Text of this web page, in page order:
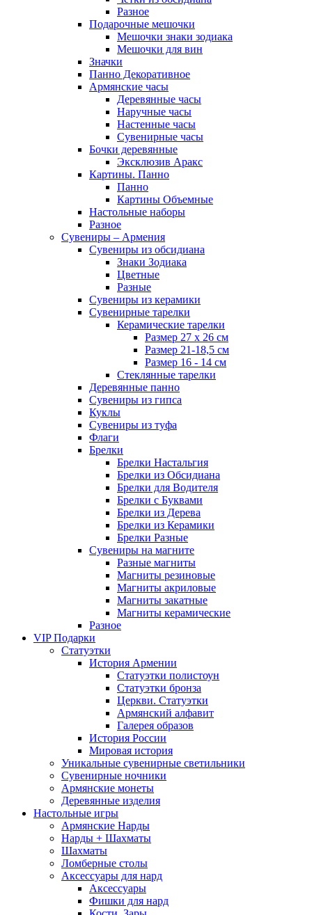
Разное
Подарочные мешочки
Мешочки знаки зодиака
Мешочки для вин
Значки
Панно Декоративное
Армянские часы
Деревянные часы
Наручные часы
Настенные часы
Сувенирные часы
Бочки деревянные
Эксклюзив Аракс
Картины. Панно
Панно
Картины Объемные
Настольные наборы
Разное
Сувениры – Армения
Сувениры из обсидиана
Знаки Зодиака
Цветные
Разные
Сувениры из керамики
Сувенирные тарелки
Керамические тарелки
Размер 27 х 26 см
Размер 21-18,5 см
Размер 16 - 14 см
Стеклянные тарелки
Деревянные панно
Сувениры из гипса
Куклы
Сувениры из туфа
Флаги
Брелки
Брелки Настальгия
Брелки из Обсидиана
Брелки для Водителя
Брелки с Буквами
Брелки из Дерева
Брелки из Керамики
Брелки Разные
Сувениры на магните
Разные магниты
Магниты резиновые
Магниты акриловые
Магниты закатные
Магниты керамические
Разное
VIP Подарки
Статуэтки
История Армении
Статуэтки полистоун
Статуэтки бронза
Церкви. Статуэтки
Армянский алфавит
Галерея образов
История России
Мировая история
Уникальные сувенирные светильники
Сувенирные ночники
Армянские монеты
Деревянные изделия
Настольные игры
Армянские Нарды
Нарды + Шахматы
Шахматы
Ломберные столы
Аксессуары для нард
Аксессуары
Фишки для нард